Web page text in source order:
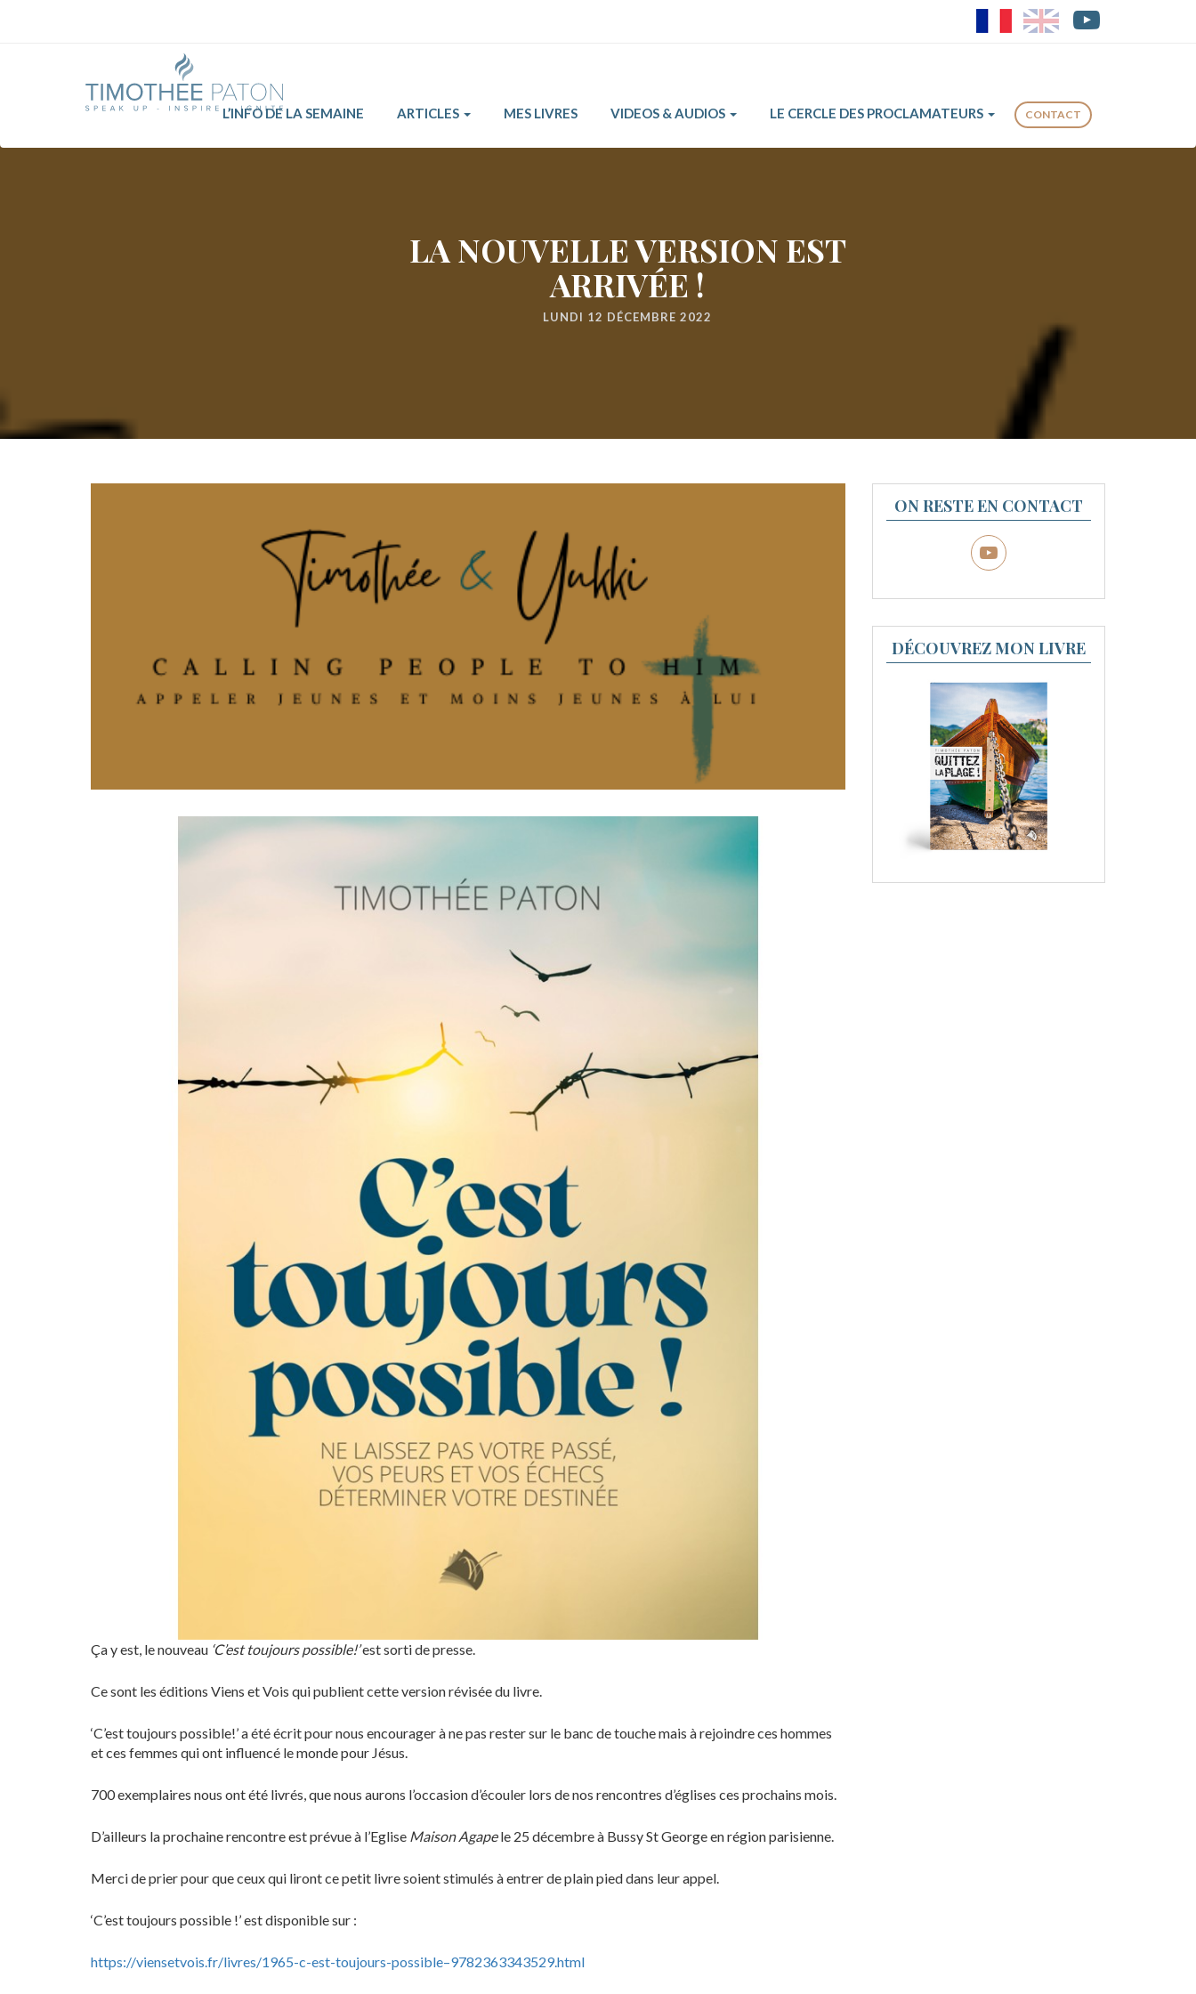
EN
L’INFO DE LA SEMAINE ARTICLES MES LIVRES VIDEOS & AUDIOS LE CERCLE DES PROCLAMATEURS CONTACT
LA NOUVELLE VERSION EST
ARRIVÉE !
LUNDI 12 DÉCEMBRE 2022
Ça y est, le nouveau ‘C’est toujours possible!’est sorti de presse.
Ce sont les éditions Viens et Vois qui publient cette version révisée du livre.
‘C’est toujours possible!’ a été écrit pour nous encourager à ne pas rester sur le banc de touche mais à rejoindre ces hommes
et ces femmes qui ont influencé le monde pour Jésus.
700 exemplaires nous ont été livrés, que nous aurons l’occasion d’écouler lors de nos rencontres d’églises ces prochains mois.
D’ailleurs la prochaine rencontre est prévue à l’Eglise Maison Agapele 25 décembre à Bussy St George en région parisienne.
Merci de prier pour que ceux qui liront ce petit livre soient stimulés à entrer de plain pied dans leur appel.
‘C’est toujours possible !’ est disponible sur :
https://viensetvois.fr/livres/1965-c-est-toujours-possible–9782363343529.html
ON RESTE EN CONTACT
DÉCOUVREZ MON LIVRE